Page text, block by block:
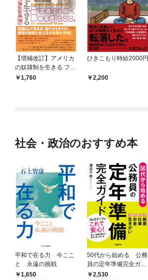
【増補改訂】アメリカ
の奴隷制を生きる フレ
デリック・ダグラス自
1,760
ひきこもり時給2000円
2,200
社会・政治のおすすめ本
平和で在る力 今ここ
と 永遠の挑戦
1,650
50代から始める 公務
員の定年準備完全ガイ
ド2,530